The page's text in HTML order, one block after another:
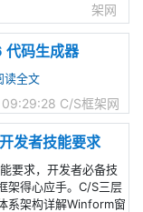
架网
码生成器
读全文
C/S框架网
发者技能要求
要求，开发者必备技
架得心应手。C/S三层
系架构详解Winform窗